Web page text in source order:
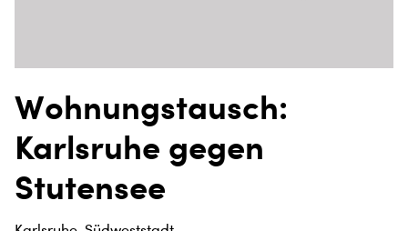
Wohnungstausch:
Karlsruhe gegen
Stutensee